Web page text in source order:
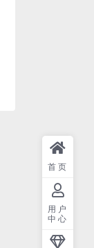
首页
用户
中心